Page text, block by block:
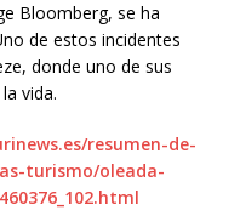
Bloomberg, se ha
de estos incidentes
donde uno de sus
vida.
resumen-de-
turismo/oleada-